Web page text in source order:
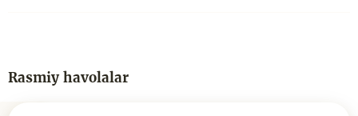
Rasmiy havolalar